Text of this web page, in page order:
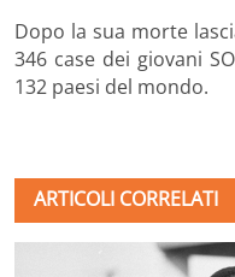
Dopo la sua morte
346 case dei giovani
132 paesi del mondo.
ARTICOLI CORRELATI